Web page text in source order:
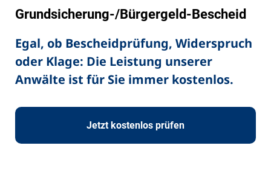
Grundsicherung-/Bürgergeld-Bescheid
Egal, ob Bescheidprüfung, Widerspruch
oder Klage: Die Leistung unserer
Anwälte ist für Sie immer kostenlos.
Jetzt kostenlos prüfen